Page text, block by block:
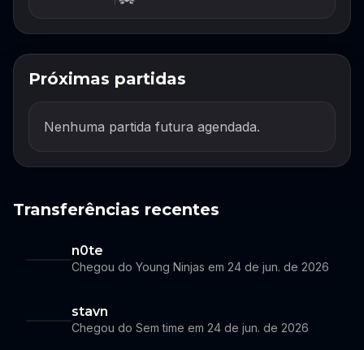
Próximas partidas
Nenhuma partida futura agendada.
Transferências recentes
n0te
Chegou do Young Ninjas em 24 de jun. de 2026
stavn
Chegou do Sem time em 24 de jun. de 2026